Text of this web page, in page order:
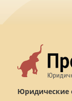
Юридические